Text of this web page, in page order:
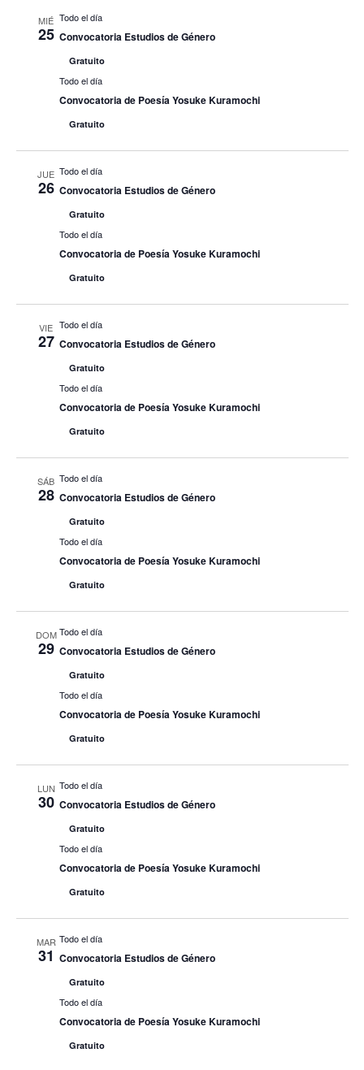
MIÉ
25
Todo el día
Convocatoria Estudios de Género
Gratuito
Todo el día
Convocatoria de Poesía Yosuke Kuramochi
Gratuito
JUE
26
Todo el día
Convocatoria Estudios de Género
Gratuito
Todo el día
Convocatoria de Poesía Yosuke Kuramochi
Gratuito
VIE
27
Todo el día
Convocatoria Estudios de Género
Gratuito
Todo el día
Convocatoria de Poesía Yosuke Kuramochi
Gratuito
SÁB
28
Todo el día
Convocatoria Estudios de Género
Gratuito
Todo el día
Convocatoria de Poesía Yosuke Kuramochi
Gratuito
DOM
29
Todo el día
Convocatoria Estudios de Género
Gratuito
Todo el día
Convocatoria de Poesía Yosuke Kuramochi
Gratuito
LUN
30
Todo el día
Convocatoria Estudios de Género
Gratuito
Todo el día
Convocatoria de Poesía Yosuke Kuramochi
Gratuito
MAR
31
Todo el día
Convocatoria Estudios de Género
Gratuito
Todo el día
Convocatoria de Poesía Yosuke Kuramochi
Gratuito